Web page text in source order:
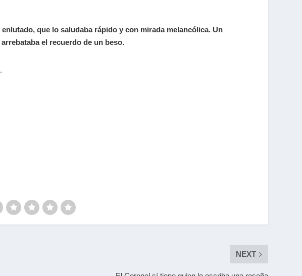
que lo saludaba rápido y con mirada melancólica. Un
el recuerdo de un beso.
NEXT